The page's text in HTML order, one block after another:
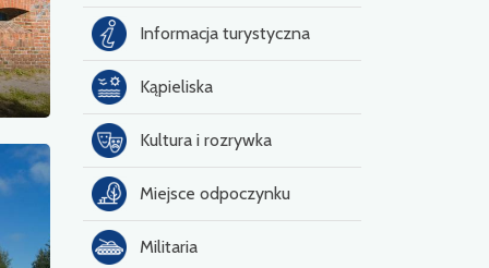
Informacja turystyczna
Kąpieliska
Kultura i rozrywka
Miejsce odpoczynku
Militaria